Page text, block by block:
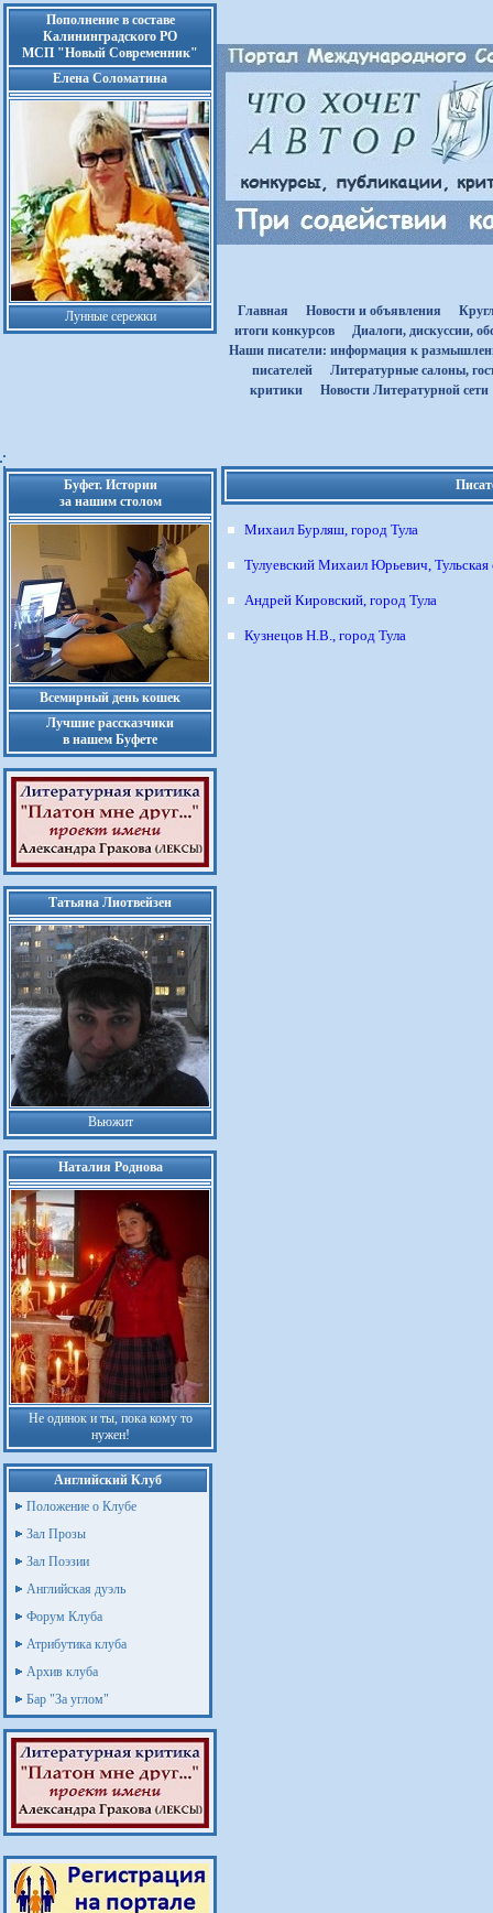
Пополнение в составе
Калининградского РО
МСП "Новый Современник"
Елена Соломатина
Лунные сережки Главная Новости и объявления
итоги конкурсов
Диалоги, дискуссии,
Наши писатели: информация к
писателей
Литературные салоны,
критики
Новости Литературной сети
Буфет. Истории
за нашим столом
Всемирный день кошек
Лучшие рассказчики
в нашем Буфете
Татьяна Лиотвейзен
Вьюжит
Наталия Роднова
Не одинок и ты, пока кому то
нужен!
Английский Клуб
Положение о Клубе
Зал Прозы
Зал Поэзии
Английская дуэль
Форум Клуба
Атрибутика клуба
Архив клуба
Бар "За углом"
Михаил Бурляш, город Тула
Тулуевский Михаил Юрьевич, Тульская
Андрей Кировский, город Тула
Кузнецов Н.В., город Тула